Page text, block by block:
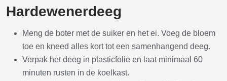
Hardewenerdeeg
Meng de boter met de suiker en het ei. Voeg de bloem
toe en kneed alles kort tot een samenhangend deeg.
Verpak het deeg in plasticfolie en laat minimaal 60
minuten rusten in de koelkast.